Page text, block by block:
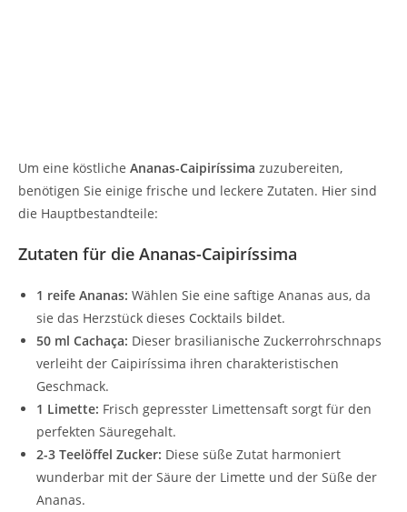
Um eine köstliche Ananas-Caipiríssima zuzubereiten,
benötigen Sie einige frische und leckere Zutaten. Hier sind
die Hauptbestandteile:
Zutaten für die Ananas-Caipiríssima
1 reife Ananas: Wählen Sie eine saftige Ananas aus, da
sie das Herzstück dieses Cocktails bildet.
50 ml Cachaça: Dieser brasilianische Zuckerrohrschnaps
verleiht der Caipiríssima ihren charakteristischen
Geschmack.
1 Limette: Frisch gepresster Limettensaft sorgt für den
perfekten Säuregehalt.
2-3 Teelöffel Zucker: Diese süße Zutat harmoniert
wunderbar mit der Säure der Limette und der Süße der
Ananas.